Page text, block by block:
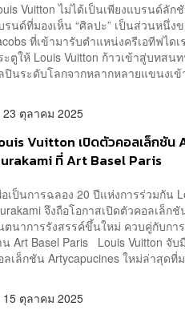
Vuitton ไม่ได้เป็นเพียงแบรนด์ลั
รนด์ที่มองเห็น “ศิลปะ” เป็นส่วนหนึ่ง
ที่เข้ามารับตำแหน่งครีเอทีฟได
ะตูให้ Louis Vuitton ก้าวเข้าสู่บทส
ปินระดับโลกจากหลากหลายแขนงเข้
23 ตุลาคม 2025
Vuitton เปิดตัวคอลเล็กชั
ที่ Art Basel Paris
อเป็นการฉลอง 20 ปีแห่งการร่วมกัน
จึงถือโอกาสเปิดตัวคอลเล็ก
ตนาการรังสรรค์ขึ้นใหม่ ควบคู่กับก
น Art Basel Paris Louis Vuitton จั
ลเล็กชัน Artycapucines ใหม่ล่าสุดที่
15 ตุลาคม 2025